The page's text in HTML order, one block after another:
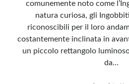
Questo blog non rappresenta una testata
senza alcuna periodicità. Non può pertanto
sensi della legge n· 62 del 7.03.2001. L’autore
pubblicato dai lettori nei commenti ai vari post.
ritenuti offensivi o lesivi dell’immagine o
razzisti o che contengano dati personali non
privacy. Alcune immagini inserite in questo blog
considerate di pubblico dominio. Qualora la loro
diritti d’autore, vi invito a comunicarlo via e-mail
immediatamente rimosse. L’autore del blog non è
comunemente noto come
natura curiosa, gli
riconoscibili per il loro
costantemente inclinata in
un piccolo rettangolo
da…